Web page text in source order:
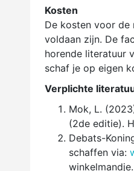
Kosten
De kosten voor
voldaan zijn. De
horende literatuur
schaf je op eigen
Verplichte
Mok, L.
(2de editie).
Debats-
schaffen via: